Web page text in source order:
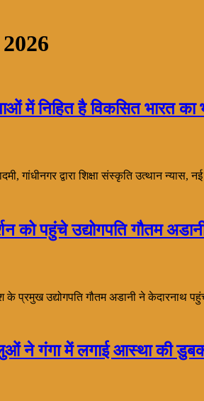
में निहित है विकसित भारत
गांधीनगर द्वारा शिक्षा संस्कृति उत्थान
को पहुंचे उद्योगपति गौतम
प्रमुख उद्योगपति गौतम अडानी ने केदारनाथ
ने गंगा में लगाई आस्था की